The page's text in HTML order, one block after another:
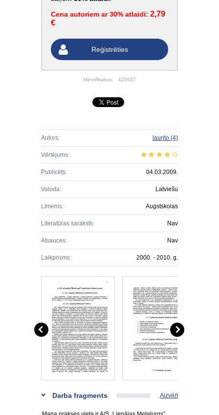
Cena autoriem ar 30% atlaidi: 2,79
€
Reģistrēties
Identifikators: 420937
Autors: laurito (4)
Vērtējums:
Publicēts: 04.03.2009.
Valoda: Latviešu
Līmenis: Augstskolas
Literatūras saraksts: Nav
Atsauces: Nav
Laikposms: 2000. - 2010. g.
Darba fragments Aizvērt